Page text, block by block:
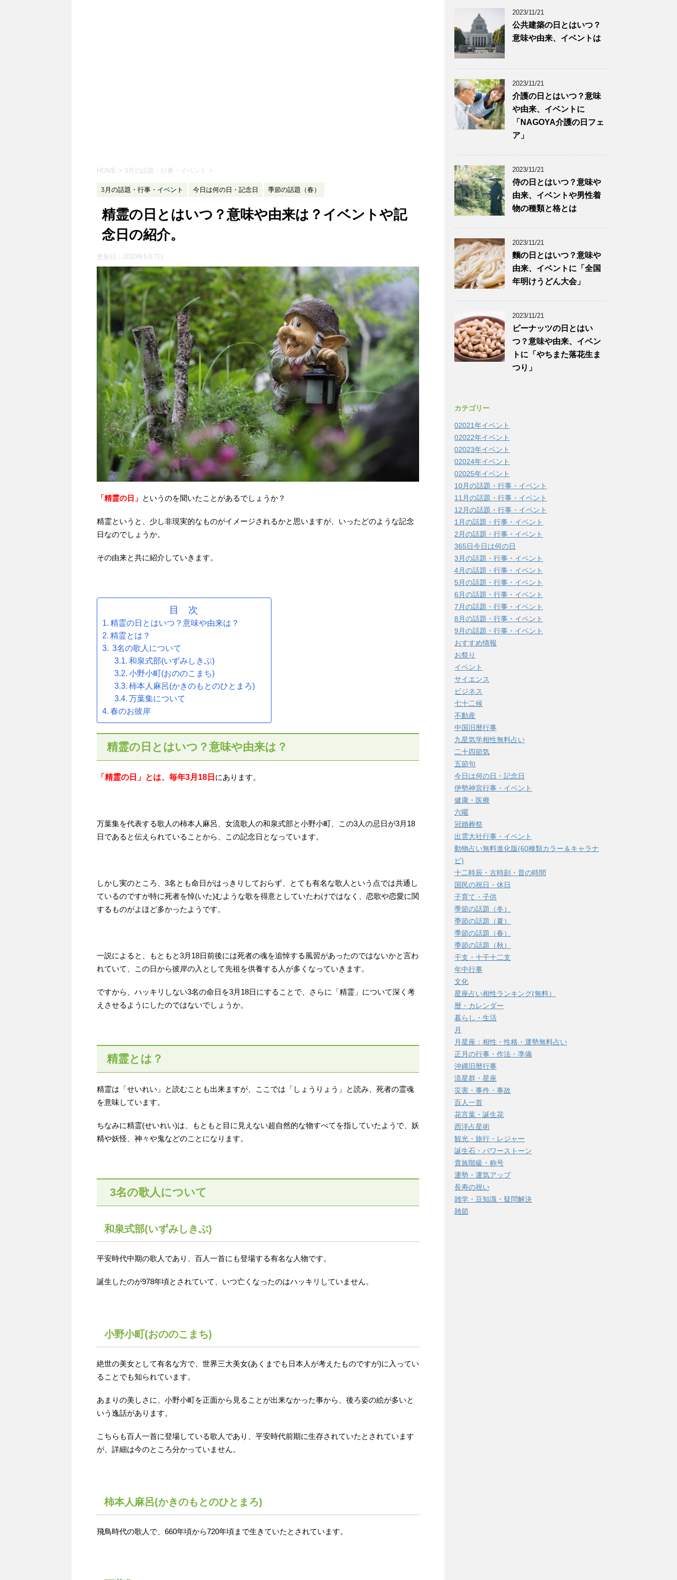
HOME > 3月の話題・行事・イベント >
3月の話題・行事・イベント 今日は何の日・記念日 季節の話題（春）
精霊の日とはいつ？意味や由来は？イベントや記
念日の紹介。
更新日： 2020年5月7日
「精霊の日」 というのを聞いたことがあるでしょうか？
精霊というと、少し非現実的なものがイメージされるかと思いますが、いったどのような記念
日なのでしょうか。
その由来と共に紹介していきます。
目 次
精霊の日とはいつ？意味や由来は？
精霊とは？
3名の歌人について
和泉式部(いずみしきぶ)
小野小町(おののこまち)
柿本人麻呂(かきのもとのひとまろ)
万葉集について
春のお彼岸
精霊の日とはいつ？意味や由来は？
「精霊の日」とは、毎年3月18日 にあります。
万葉集を代表する歌人の柿本人麻呂、女流歌人の和泉式部と小野小町、この3人の忌日が3月18
日であると伝えられていることから、この記念日となっています。
しかし実のところ、3名とも命日がはっきりしておらず、とても有名な歌人という点では共通し
ているのですが特に死者を悼(いた)むような歌を得意としていたわけではなく、恋歌や恋愛に関
するものがよほど多かったようです。
一説によると、もともと3月18日前後には死者の魂を追悼する風習があったのではないかと言わ
れていて、この日から彼岸の入として先祖を供養する人が多くなっていきます。
ですから、ハッキリしない3名の命日を3月18日にすることで、さらに「精霊」について深く考
えさせるようにしたのではないでしょうか。
精霊とは？
精霊は「せいれい」と読むことも出来ますが、ここでは「しょうりょう」と読み、死者の霊魂
を意味しています。
ちなみに精霊(せいれい)は、もともと目に見えない超自然的な物すべてを指していたようで、妖
精や妖怪、神々や鬼などのことになります。
3名の歌人について
和泉式部(いずみしきぶ)
平安時代中期の歌人であり、百人一首にも登場する有名な人物です。
誕生したのが978年頃とされていて、いつ亡くなったのはハッキリしていません。
小野小町(おののこまち)
絶世の美女として有名な方で、世界三大美女(あくまでも日本人が考えたものですが)に入ってい
ることでも知られています。
あまりの美しさに、小野小町を正面から見ることが出来なかった事から、後ろ姿の絵が多いと
いう逸話があります。
こちらも百人一首に登場している歌人であり、平安時代前期に生存されていたとされています
が、詳細は今のところ分かっていません。
柿本人麻呂(かきのもとのひとまろ)
飛鳥時代の歌人で、660年頃から720年頃まで生きていたとされています。
2023/11/21
公共建築の日とはいつ？
意味や由来、イベントは
2023/11/21
介護の日とはいつ？意味
や由来、イベントに
「NAGOYA介護の日フェ
ア」
2023/11/21
侍の日とはいつ？意味や
由来、イベントや男性着
物の種類と格とは
2023/11/21
麵の日とはいつ？意味や
由来、イベントに「全国
年明けうどん大会」
2023/11/21
ピーナッツの日とはい
つ？意味や由来、イベン
トに「やちまた落花生ま
つり」
カテゴリー
02021年イベント
02022年イベント
02023年イベント
02024年イベント
02025年イベント
10月の話題・行事・イベント
11月の話題・行事・イベント
12月の話題・行事・イベント
1月の話題・行事・イベント
2月の話題・行事・イベント
365日今日は何の日
3月の話題・行事・イベント
4月の話題・行事・イベント
5月の話題・行事・イベント
6月の話題・行事・イベント
7月の話題・行事・イベント
8月の話題・行事・イベント
9月の話題・行事・イベント
おすすめ情報
お祭り
イベント
サイエンス
ビジネス
七十二候
不動産
中国旧暦行事
九星気学相性無料占い
二十四節気
五節句
今日は何の日・記念日
伊勢神宮行事・イベント
健康・医療
六曜
冠婚葬祭
出雲大社行事・イベント
動物占い無料進化版(60種類カラー＆キャラナ
ビ)
十二時辰・古時刻・昔の時間
国民の祝日・休日
子育て・子供
季節の話題（冬）
季節の話題（夏）
季節の話題（春）
季節の話題（秋）
干支・十干十二支
年中行事
文化
星座占い相性ランキング(無料）
暦・カレンダー
暮らし・生活
月
月星座：相性・性格・運勢無料占い
正月の行事・作法・準備
沖縄旧暦行事
流星群・星座
災害・事件・事故
百人一首
花言葉・誕生花
西洋占星術
観光・旅行・レジャー
誕生石・パワーストーン
貴族階級・称号
運勢・運気アップ
長寿の祝い
雑学・豆知識・疑問解決
雑節